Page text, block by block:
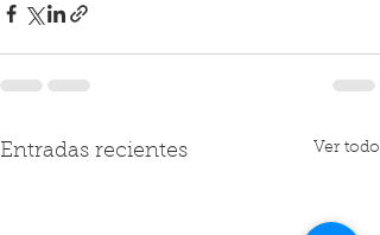
Entradas recientes Ver todo